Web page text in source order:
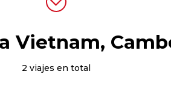
Vietnam,
2 viajes en total